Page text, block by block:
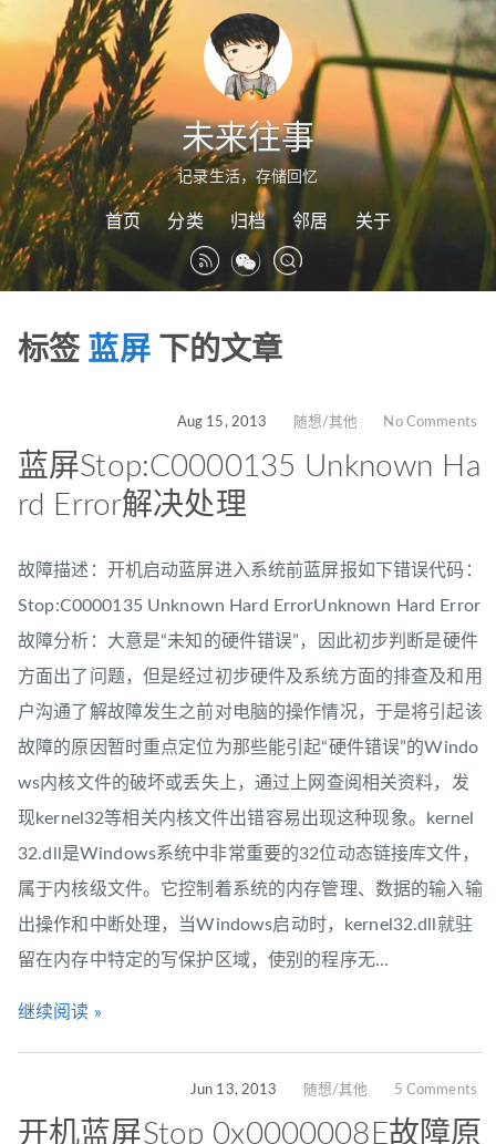
未来往事
记录生活，存储回忆
首页 分类 归档 邻居 关于
标签 蓝屏下的文章
Aug 15, 2013 随想/其他 No Comments
蓝屏Stop:C0000135 Unknown Ha
rd Error解决处理
故障描述：开机启动蓝屏进入系统前蓝屏报如下错误代码：
Stop:C0000135 Unknown Hard ErrorUnknown Hard Error
故障分析：大意是“未知的硬件错误”，因此初步判断是硬件
方面出了问题，但是经过初步硬件及系统方面的排查及和用
户沟通了解故障发生之前对电脑的操作情况，于是将引起该
故障的原因暂时重点定位为那些能引起“硬件错误”的Windo
ws内核文件的破坏或丢失上，通过上网查阅相关资料，发
现kernel32等相关内核文件出错容易出现这种现象。kernel
32.dll是Windows系统中非常重要的32位动态链接库文件，
属于内核级文件。它控制着系统的内存管理、数据的输入输
出操作和中断处理，当Windows启动时，kernel32.dll就驻
留在内存中特定的写保护区域，使别的程序无...
继续阅读 »
Jun 13, 2013 随想/其他 5 Comments
开机蓝屏Stop 0x0000008E故障原